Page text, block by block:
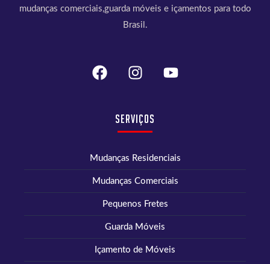
mudanças comerciais,guarda móveis e içamentos para todo
Brasil.
Serviços
Mudanças Residenciais
Mudanças Comerciais
Pequenos Fretes
Guarda Móveis
Içamento de Móveis